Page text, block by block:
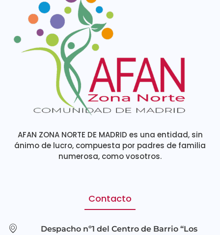
AFAN ZONA NORTE DE MADRID es una entidad, sin
ánimo de lucro, compuesta por padres de familia
numerosa, como vosotros.
Contacto
Despacho nº1 del Centro de Barrio “Los